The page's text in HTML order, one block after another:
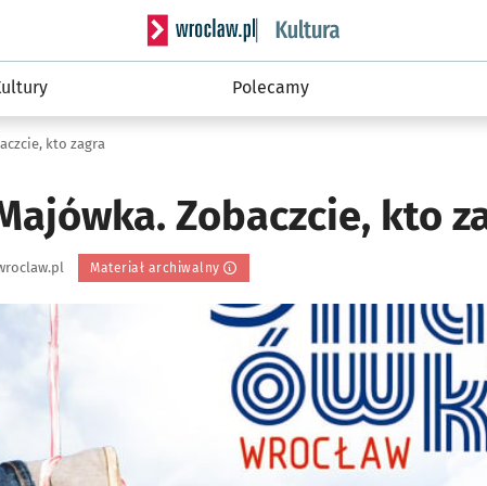
Serwis informacyjny wroclaw.pl podserwis:
Polecamy
kto zagra
Zobaczcie, kto
Materiał archiwalny